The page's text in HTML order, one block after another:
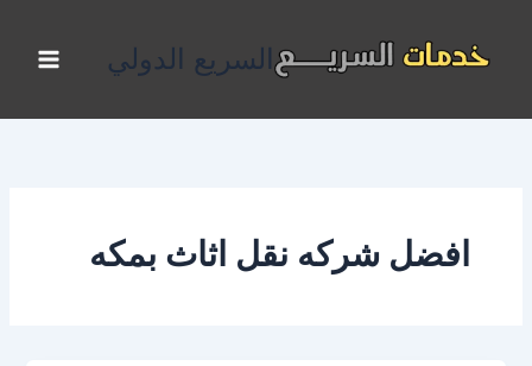
المحتوى
السريع الدولي
افضل شركه نقل اثاث بمكه